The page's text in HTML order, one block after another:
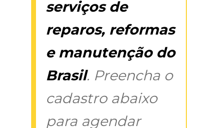
serviços de
reparos, reformas
e manutenção do
Brasil. Preencha o
cadastro abaixo
para agendar